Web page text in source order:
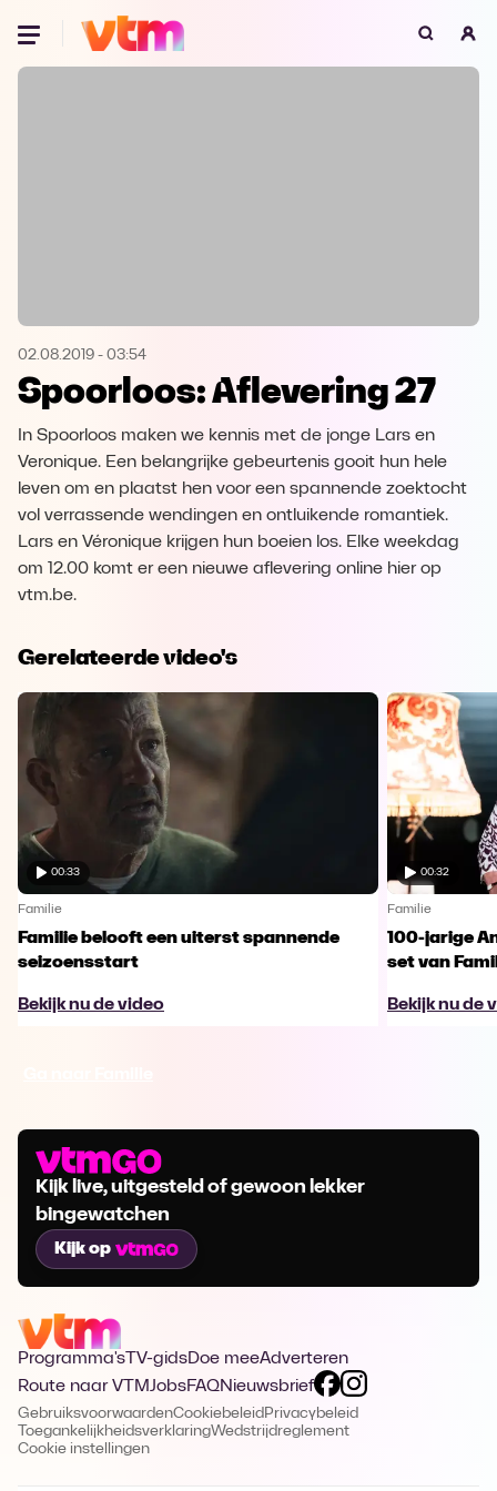
Oeps, browser niet ondersteund
Microsoft Edge Download
Download
02.08.2019 - 03:54
Spoorloos: Aflevering 27
In Spoorloos maken we kennis met de jonge Lars en
Veronique. Een belangrijke gebeurtenis gooit hun hele
leven om en plaatst hen voor een spannende zoektocht
vol verrassende wendingen en ontluikende romantiek.
Lars en Véronique krijgen hun boeien los. Elke weekdag
om 12.00 komt er een nieuwe aflevering online hier op
vtm.be.
Gerelateerde video's
00:33
Familie
Familie belooft een uiterst spannende
seizoensstart
Bekijk nu de video
00:32
Familie
100-jarige
set van
Bekijk nu de
Kijk live, uitgesteld of gewoon lekker
bingewatchen
Kijk op
Programma's TV-gidsDoe meeAdverteren
Route naar VTMJobsFAQNieuwsbrief
GebruiksvoorwaardenCookiebeleid Privacybeleid
ToegankelijkheidsverklaringWedstrijdreglement
Cookie instellingen